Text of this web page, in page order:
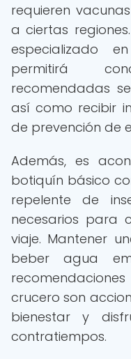
requieren
a ciertas
especializado
permitirá
recomendadas
así como recibir
de prevención de
Además, es
botiquín básico
repelente de
necesarios para
viaje. Mantener
beber agua
crucero son
bienestar y
contratiempos.